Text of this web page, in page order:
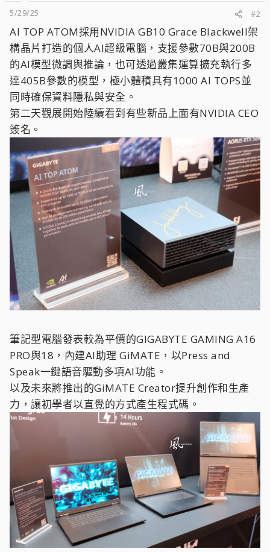
5/29/25
#2
AI TOP ATOM採用NVIDIA GB10 Grace Blackwell架
構晶片打造的個人AI超級電腦，支援參數70B與200B
的AI模型微調與推論，也可透過叢集運算擴充執行多
達405B參數的模型，極小體積具有1000 AI TOPS並
同時確保資料隱私與安全。
第二天觀展開始陸續看到有些新品上面有NVIDIA CEO
簽名。
筆記型電腦發表較為平價的GIGABYTE GAMING A16
PRO與18，內建AI助理 GiMATE，以Press and
Speak一鍵語音驅動多項AI功能。
以及未來將推出的GiMATE Creator提升創作和生產
力，讓初學者以直覺的方式產生程式碼。